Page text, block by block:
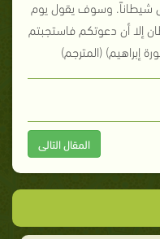
شيطاناً. وسوف يقول يوم
إلا أن دعوتكم فاستجبتم
إبراهيم) (المترجم)
المقال التالى